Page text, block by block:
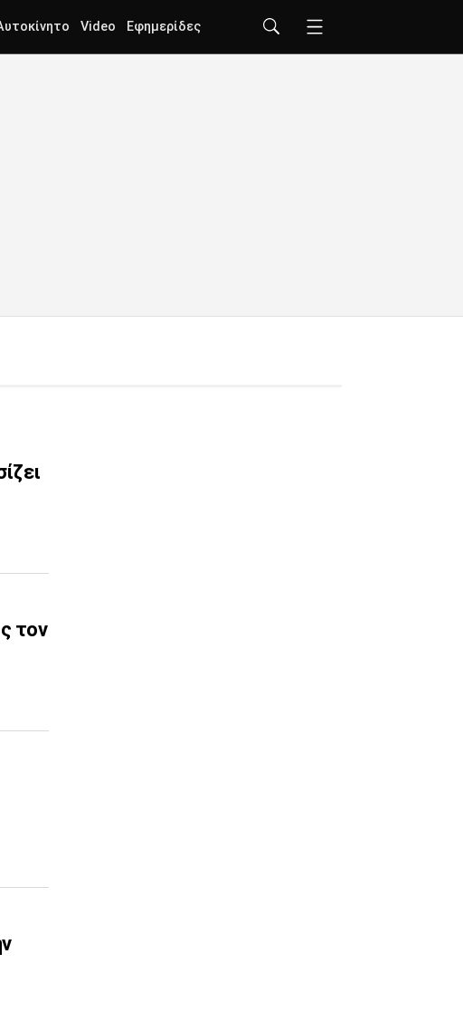
Video Εφημερίδες
τον